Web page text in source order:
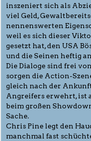
inszeniert sich als
viel Geld,
nennenswerten
weil es sich dieser
gesetzt hat, den USA
und die Seinen heftig
Die Dialoge sind frei
sorgen die Action-
gleich nach der
Angreifers erwehrt, ist
beim großen
Sache.
Chris Pine legt den
manchmal fast